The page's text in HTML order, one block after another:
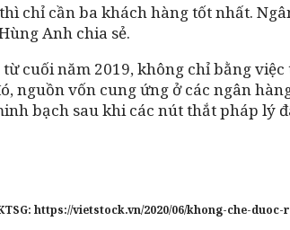
chỉ cần ba khách hàng tốt nhất.
Anh chia sẻ.
cuối năm 2019, không chỉ bằng
nguồn vốn cung ứng ở các ngân
bạch sau khi các nút thắt pháp lý
https://vietstock.vn/2020/06/khong-che-